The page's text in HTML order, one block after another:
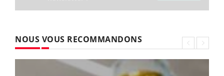
NOUS VOUS RECOMMANDONS